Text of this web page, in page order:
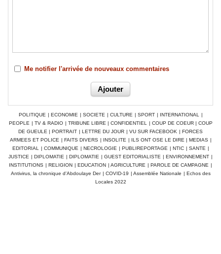
Me notifier l'arrivée de nouveaux commentaires
POLITIQUE | ECONOMIE | SOCIETE | CULTURE | SPORT | INTERNATIONAL
|
PEOPLE | TV & RADIO | TRIBUNE LIBRE | CONFIDENTIEL | COUP DE COEUR | COUP
DE GUEULE | PORTRAIT | LETTRE DU JOUR | VU SUR FACEBOOK | FORCES
ARMEES ET POLICE | FAITS DIVERS | INSOLITE | ILS ONT OSE LE DIRE | MEDIAS |
EDITORIAL
| COMMUNIQUE | NECROLOGIE | PUBLIREPORTAGE | NTIC | SANTE |
JUSTICE | DIPLOMATIE | DIPLOMATIE | GUEST EDITORIALISTE | ENVIRONNEMENT |
INSTITUTIONS | RELIGION | EDUCATION | AGRICULTURE | PAROLE DE CAMPAGNE |
Antivirus, la chronique d'Abdoulaye Der | COVID-19 | Assemblée Nationale | Echos des
Locales 2022